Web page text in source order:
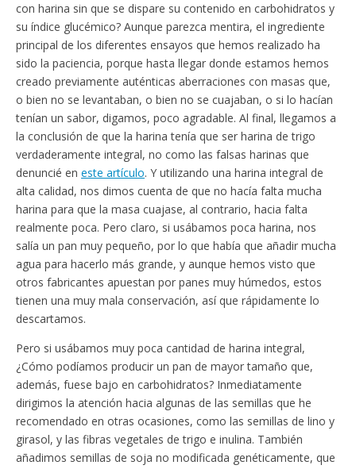
con harina sin que se dispare su contenido en carbohidratos y
su índice glucémico? Aunque parezca mentira, el ingrediente
principal de los diferentes ensayos que hemos realizado ha
sido la paciencia, porque hasta llegar donde estamos hemos
creado previamente auténticas aberraciones con masas que,
o bien no se levantaban, o bien no se cuajaban, o si lo hacían
tenían un sabor, digamos, poco agradable. Al final, llegamos a
la conclusión de que la harina tenía que ser harina de trigo
verdaderamente integral, no como las falsas harinas que
denuncié en este artículo. Y utilizando una harina integral de
alta calidad, nos dimos cuenta de que no hacía falta mucha
harina para que la masa cuajase, al contrario, hacia falta
realmente poca. Pero claro, si usábamos poca harina, nos
salía un pan muy pequeño, por lo que había que añadir mucha
agua para hacerlo más grande, y aunque hemos visto que
otros fabricantes apuestan por panes muy húmedos, estos
tienen una muy mala conservación, así que rápidamente lo
descartamos.
Pero si usábamos muy poca cantidad de harina integral,
¿Cómo podíamos producir un pan de mayor tamaño que,
además, fuese bajo en carbohidratos? Inmediatamente
dirigimos la atención hacia algunas de las semillas que he
recomendado en otras ocasiones, como las semillas de lino y
girasol, y las fibras vegetales de trigo e inulina. También
añadimos semillas de soja no modificada genéticamente, que